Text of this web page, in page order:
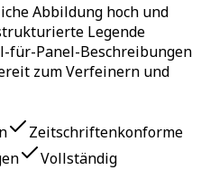
Abbildung hoch und
Legende
Panel-Beschreibungen
zum Verfeinern und
Zeitschriftenkonforme
Vollständig